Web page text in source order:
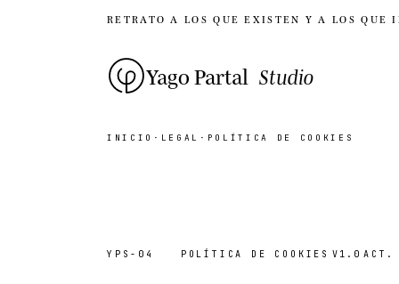
RETRATO A LOS QUE EXISTEN Y A LOS QUE
Yago Partal Studio
INICIO · LEGAL · POLÍTICA DE COOKIES
YPS-04 POLÍTICA DE COOKIES V1.0 ACT.